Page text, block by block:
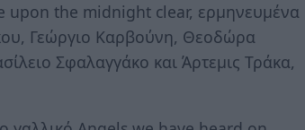
upon the midnight clear, ερμηνευμένα
Γεώργιο Καρβούνη, Θεοδώρα
Σφαλαγγάκο και Άρτεμις Τράκα,